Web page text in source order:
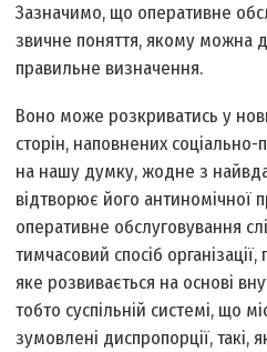
Зазначимо, що оперативне
звичне поняття, якому можна
правильне визначення.
Воно може розкриватись у
сторін, наповнених
на нашу думку, жодне з
відтворює його антиномічної
оперативне обслуговування
тимчасовий спосіб
яке розвивається на основі
тобто суспільній системі, що
зумовлені диспропорції, такі,